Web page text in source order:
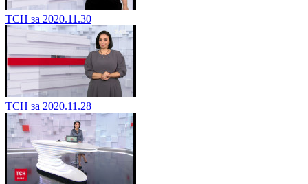
ТСН за 2020.11.30
ТСН за 2020.11.28